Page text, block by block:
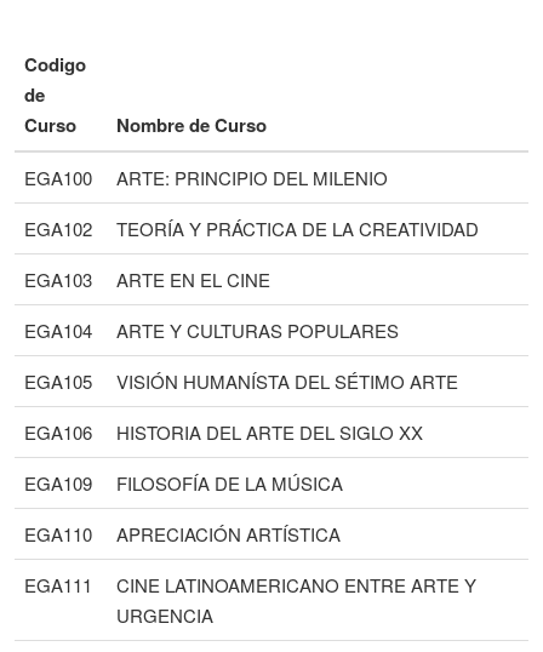
Codigo
de
Curso
Nombre de Curso
EGA100
ARTE: PRINCIPIO DEL MILENIO
EGA102
TEORÍA Y PRÁCTICA DE LA CREATIVIDAD
EGA103
ARTE EN EL CINE
EGA104
ARTE Y CULTURAS POPULARES
EGA105
VISIÓN HUMANÍSTA DEL SÉTIMO ARTE
EGA106
HISTORIA DEL ARTE DEL SIGLO XX
EGA109
FILOSOFÍA DE LA MÚSICA
EGA110
APRECIACIÓN ARTÍSTICA
EGA111
CINE LATINOAMERICANO ENTRE ARTE Y
URGENCIA